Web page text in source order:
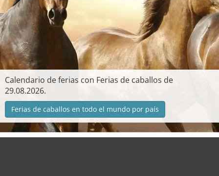
Calendario de ferias con Ferias de caballos de
29.08.2026.
Ferias de caballos en todo el mundo por país